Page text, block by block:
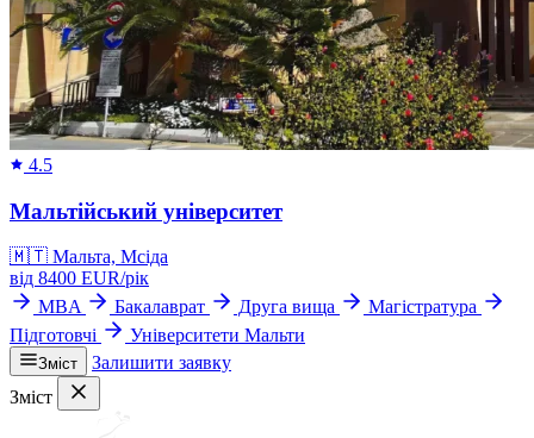
4.5
Мальтійський університет
🇲🇹 Мальта, Мсіда
від 8400 EUR/рік
MBA
Бакалаврат Друга вища
Магістратура
Підготовчі
Університети Мальти
Зміст
Залишити заявку
Зміст